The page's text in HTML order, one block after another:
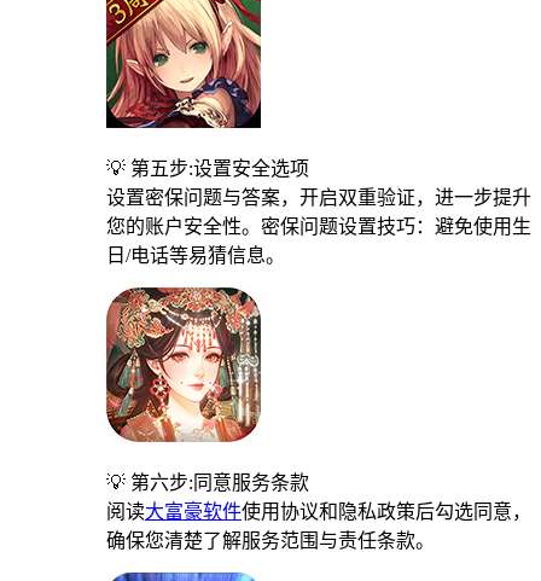
💡 第五步:设置安全选项
设置密保问题与答案，开启双重验证，进一步提升
您的账户安全性。密保问题设置技巧：避免使用生
日/电话等易猜信息。
💡 第六步:同意服务条款
阅读大富豪软件使用协议和隐私政策后勾选同意，
确保您清楚了解服务范围与责任条款。